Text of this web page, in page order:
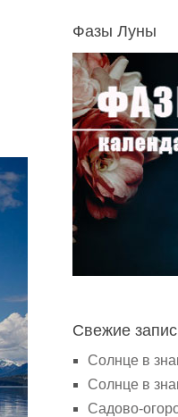
Фазы Луны
Свежие
Солнце в
Солнце в
Садово-